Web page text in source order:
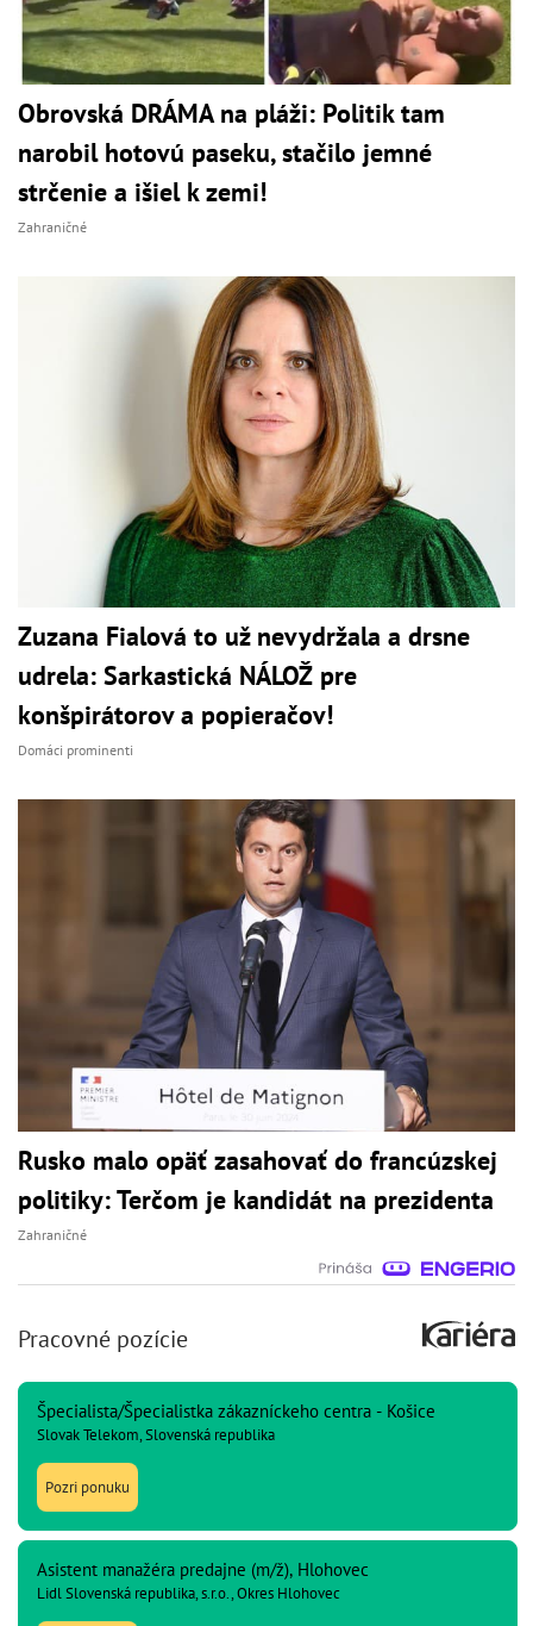
Obrovská DRÁMA na pláži: Politik tam
narobil hotovú paseku, stačilo jemné
strčenie a išiel k zemi!
Zahraničné
Zuzana Fialová to už nevydržala a drsne
udrela: Sarkastická NÁLOŽ pre
konšpirátorov a popieračov!
Domáci prominenti
Rusko malo opäť zasahovať do francúzskej
politiky: Terčom je kandidát na prezidenta
Zahraničné
Pracovné pozície
Špecialista/Špecialistka zákazníckeho centra - Košice
Slovak Telekom, Slovenská republika
Pozri ponuku
Asistent manažéra predajne (m/ž), Hlohovec
Lidl Slovenská republika, s.r.o., Okres Hlohovec